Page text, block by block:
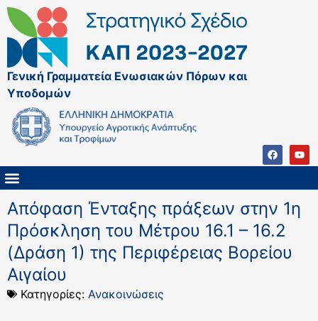
Γενική Γραμματεία Ενωσιακών Πόρων και
Υποδομών
Απόφαση Ένταξης πράξεων στην 1η
Πρόσκληση του Μέτρου 16.1 – 16.2
(Δράση 1) της Περιφέρειας Βορείου
Αιγαίου
Κατηγορίες: Ανακοινώσεις